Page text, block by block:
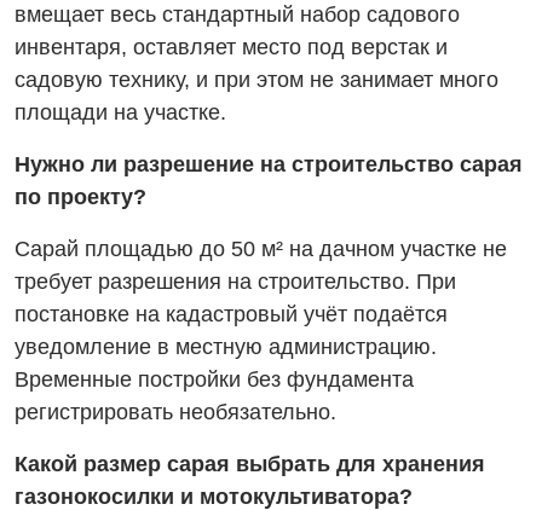
вмещает весь стандартный набор садового
инвентаря, оставляет место под верстак и
садовую технику, и при этом не занимает много
площади на участке.
Нужно ли разрешение на строительство сарая
по проекту?
Сарай площадью до 50 м² на дачном участке не
требует разрешения на строительство. При
постановке на кадастровый учёт подаётся
уведомление в местную администрацию.
Временные постройки без фундамента
регистрировать необязательно.
Какой размер сарая выбрать для хранения
газонокосилки и мотокультиватора?